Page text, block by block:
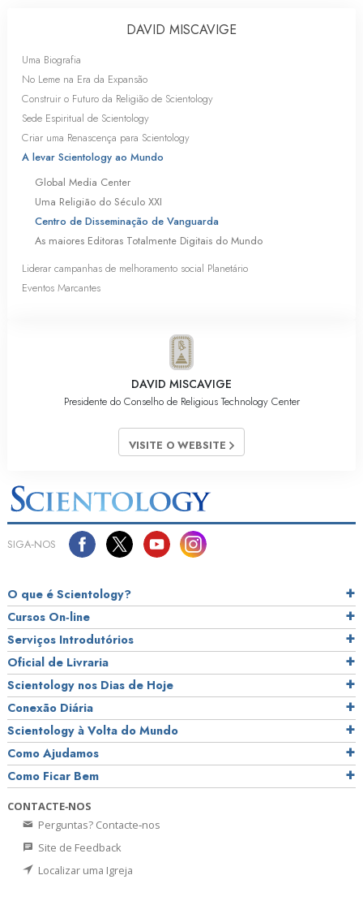
DAVID MISCAVIGE
Uma Biografia
No Leme na Era da Expansão
Construir o Futuro da Religião de Scientology
Sede Espiritual de Scientology
Criar uma Renascença para Scientology
A levar Scientology ao Mundo
Global Media Center
Uma Religião do Século XXI
Centro de Disseminação de Vanguarda
As maiores Editoras Totalmente Digitais do Mundo
Liderar campanhas de melhoramento social Planetário
Eventos Marcantes
DAVID MISCAVIGE
Presidente do Conselho de Religious Technology Center
VISITE O WEBSITE
SIGA‑NOS
O que é Scientology?
Cursos On‑line
Serviços Introdutórios
Oficial de Livraria
Scientology nos Dias de Hoje
Conexão Diária
Scientology à Volta do Mundo
Como Ajudamos
Como Ficar Bem
CONTACTE‑NOS
Perguntas? Contacte‑nos
Site de Feedback
Localizar uma Igreja